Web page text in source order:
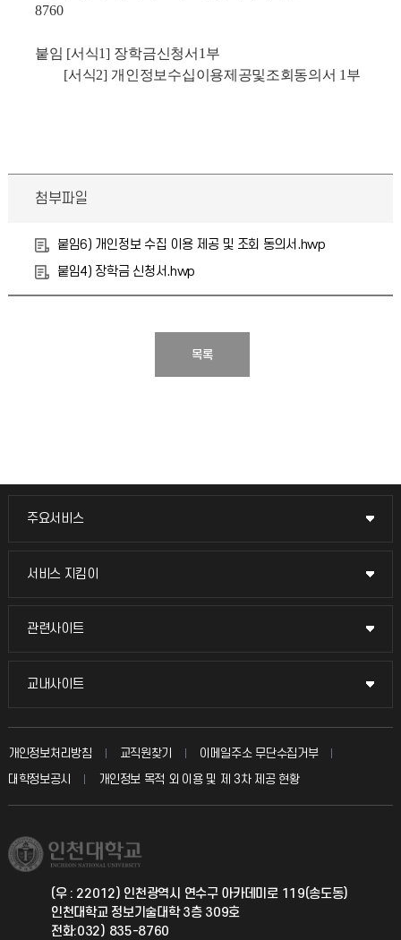
8760
붙임 [서식1] 장학금신청서 1 부
[서식2] 개인정보수십이용제공및조회동의서 1 부
첨부파일
붙임6) 개인정보 수집 이용 제공 및 조회 동의서.hwp
붙임4) 장학금 신청서.hwp
목록
주요서비스
주요서비스
교무회의방송
입학안내
취업정보(학생)
서비스 지킴이
서비스 지킴이
묻고 답하기
칭찬마당
학생서비스 지킴이
관련사이트
관련사이트
국방헬프콜
총동문회
교내사이트
교내사이트
교수회
교육혁신본부
국제지원과
공자아카데미
개인정보처리방침 교직원찾기
이메일주소 무단수집거부
대학정보공시
개인정보 목적 외 이용 및 제 3차 제공 현황
(우 : 22012) 인천광역시 연수구 아카데미로 119(송도동)
인천대학교 정보기술대학 3층 309호
전화:032) 835-8760